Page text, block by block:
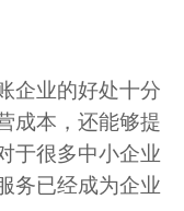
企业的好处十分
成本，还能够提
于很多中小企业
务已经成为企业